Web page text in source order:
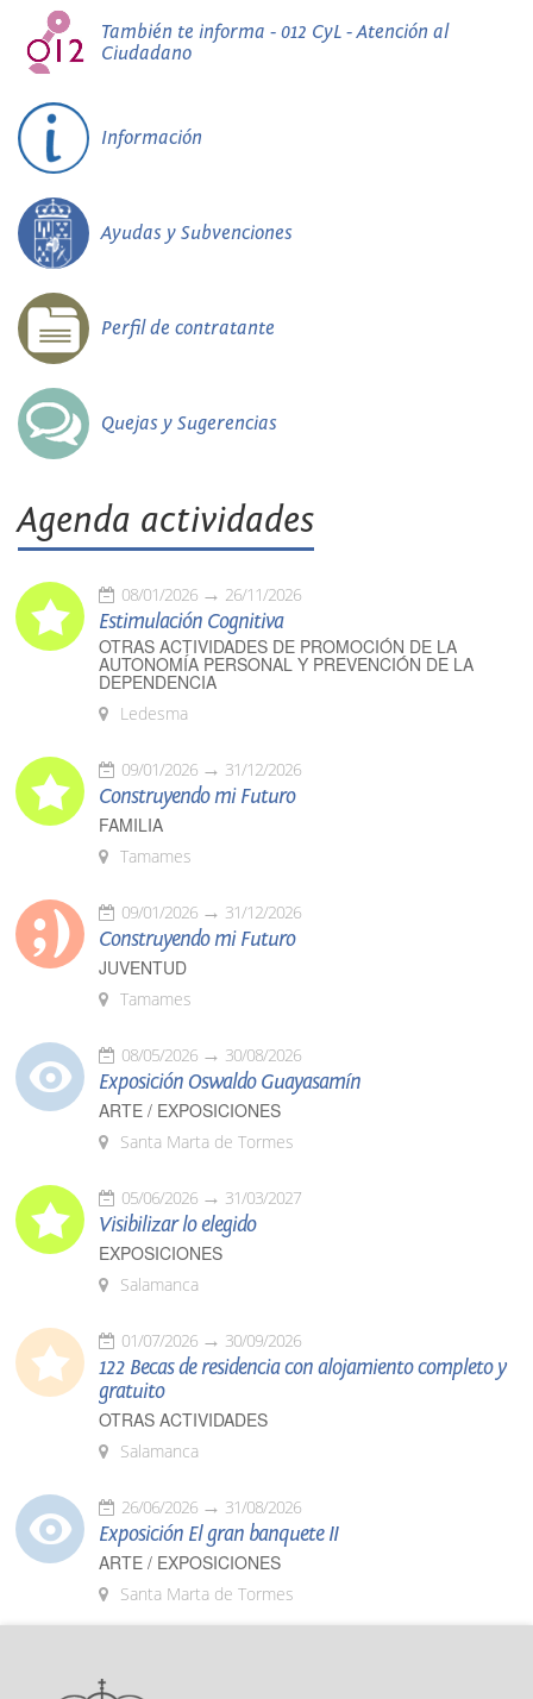
También te informa - 012 CyL - Atención al
Ciudadano
Información
Ayudas y Subvenciones
Perfil de contratante
Quejas y Sugerencias
Agenda actividades
08/01/2026 26/11/2026
Estimulación Cognitiva
OTRAS ACTIVIDADES DE PROMOCIÓN DE LA
AUTONOMÍA PERSONAL Y PREVENCIÓN DE LA
DEPENDENCIA
Ledesma
09/01/2026 31/12/2026
Construyendo mi Futuro
FAMILIA
Tamames
09/01/2026 31/12/2026
Construyendo mi Futuro
JUVENTUD
Tamames
08/05/2026 30/08/2026
Exposición Oswaldo Guayasamín
ARTE / EXPOSICIONES
Santa Marta de Tormes
05/06/2026 31/03/2027
Visibilizar lo elegido
EXPOSICIONES
Salamanca
01/07/2026 30/09/2026
122 Becas de residencia con alojamiento completo y
gratuito
OTRAS ACTIVIDADES
Salamanca
26/06/2026 31/08/2026
Exposición El gran banquete II
ARTE / EXPOSICIONES
Santa Marta de Tormes